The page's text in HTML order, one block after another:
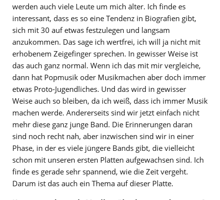
werden auch viele Leute um mich älter. Ich finde es
interessant, dass es so eine Tendenz in Biografien gibt,
sich mit 30 auf etwas festzulegen und langsam
anzukommen. Das sage ich wertfrei, ich will ja nicht mit
erhobenem Zeigefinger sprechen. In gewisser Weise ist
das auch ganz normal. Wenn ich das mit mir vergleiche,
dann hat Popmusik oder Musikmachen aber doch immer
etwas Proto-Jugendliches. Und das wird in gewisser
Weise auch so bleiben, da ich weiß, dass ich immer Musik
machen werde. Andererseits sind wir jetzt einfach nicht
mehr diese ganz junge Band. Die Erinnerungen daran
sind noch recht nah, aber inzwischen sind wir in einer
Phase, in der es viele jüngere Bands gibt, die vielleicht
schon mit unseren ersten Platten aufgewachsen sind. Ich
finde es gerade sehr spannend, wie die Zeit vergeht.
Darum ist das auch ein Thema auf dieser Platte.